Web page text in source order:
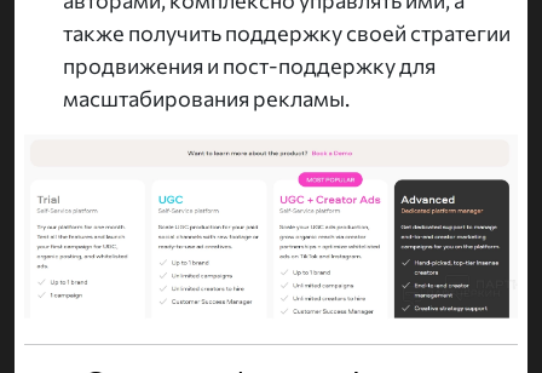
также получить поддержку своей стратегии
продвижения и пост-поддержку для
масштабирования рекламы.